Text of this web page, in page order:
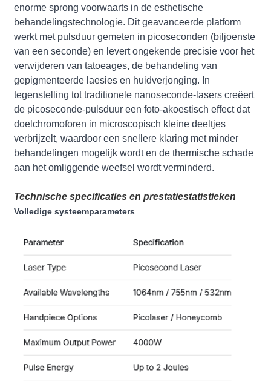
enorme sprong voorwaarts in de esthetische
behandelingstechnologie. Dit geavanceerde platform
werkt met pulsduur gemeten in picoseconden (biljoenste
van een seconde) en levert ongekende precisie voor het
verwijderen van tatoeages, de behandeling van
gepigmenteerde laesies en huidverjonging. In
tegenstelling tot traditionele nanoseconde-lasers creëert
de picoseconde-pulsduur een foto-akoestisch effect dat
doelchromoforen in microscopisch kleine deeltjes
verbrijzelt, waardoor een snellere klaring met minder
behandelingen mogelijk wordt en de thermische schade
aan het omliggende weefsel wordt verminderd.
Technische specificaties en prestatiestatistieken
Volledige systeemparameters